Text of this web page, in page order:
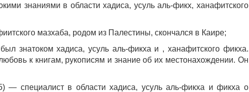
знаниями в области хадиса, усуль аль-фикх, ханафитского
мазхаба, родом из Палестины, скончался в Каире;
знатоком хадиса, усуль аль-фикха и , ханафитского фикха.
к книгам, рукописям и знание об их местонахождении. Он
специалист в области хадиса, усуль аль-фикха и фикха о